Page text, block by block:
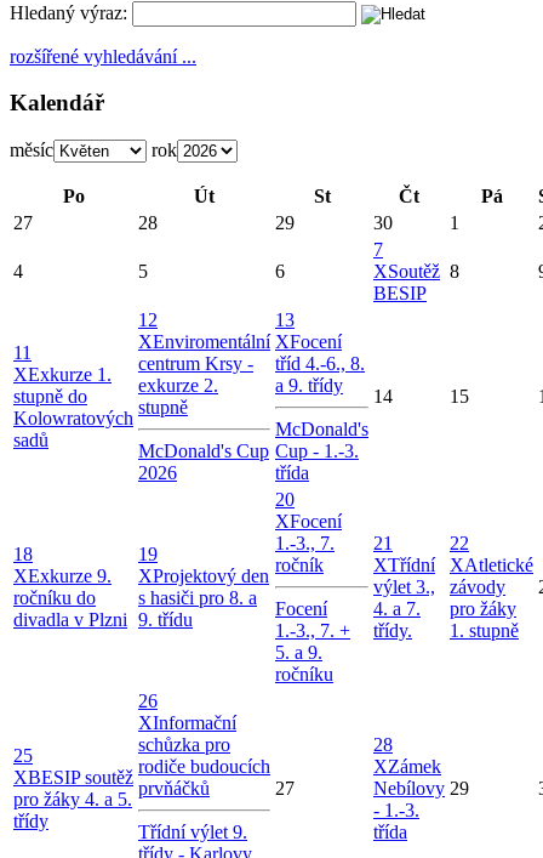
Hledaný výraz:
rozšířené vyhledávání ...
Kalendář
měsíc rok
Po Út St Čt Pá
27
28 29 30 1
4 5 6
7
XSoutěž
BESIP
8
11
XExkurze 1.
stupně do
Kolowratových
sadů
12
XEnviromentální
centrum Krsy -
exkurze 2.
stupně
McDonald's Cup
2026
13
XFocení
tříd 4.-6., 8.
a 9. třídy
McDonald's
Cup - 1.-3.
třída
14 15
18
XExkurze 9.
ročníku do
divadla v Plzni
19
XProjektový den
s hasiči pro 8. a
9. třídu
20
XFocení
1.-3., 7.
ročník
Focení
1.-3., 7. +
5. a 9.
ročníku
21
XTřídní
výlet 3.,
4. a 7.
třídy.
22
XAtletické
závody
pro žáky
1. stupně
25
XBESIP soutěž
pro žáky 4. a 5.
třídy
26
XInformační
schůzka pro
rodiče budoucích
prvňáčků
Třídní výlet 9.
27
28
XZámek
Nebílovy
- 1.-3.
třída
29